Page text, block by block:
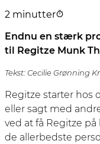
2 minutter
Endnu en stærk
til Regitze Munk
Tekst: Cecilie Grønning
Regitze starter hos
eller sagt med
ved at få Regitze
de allerbedste